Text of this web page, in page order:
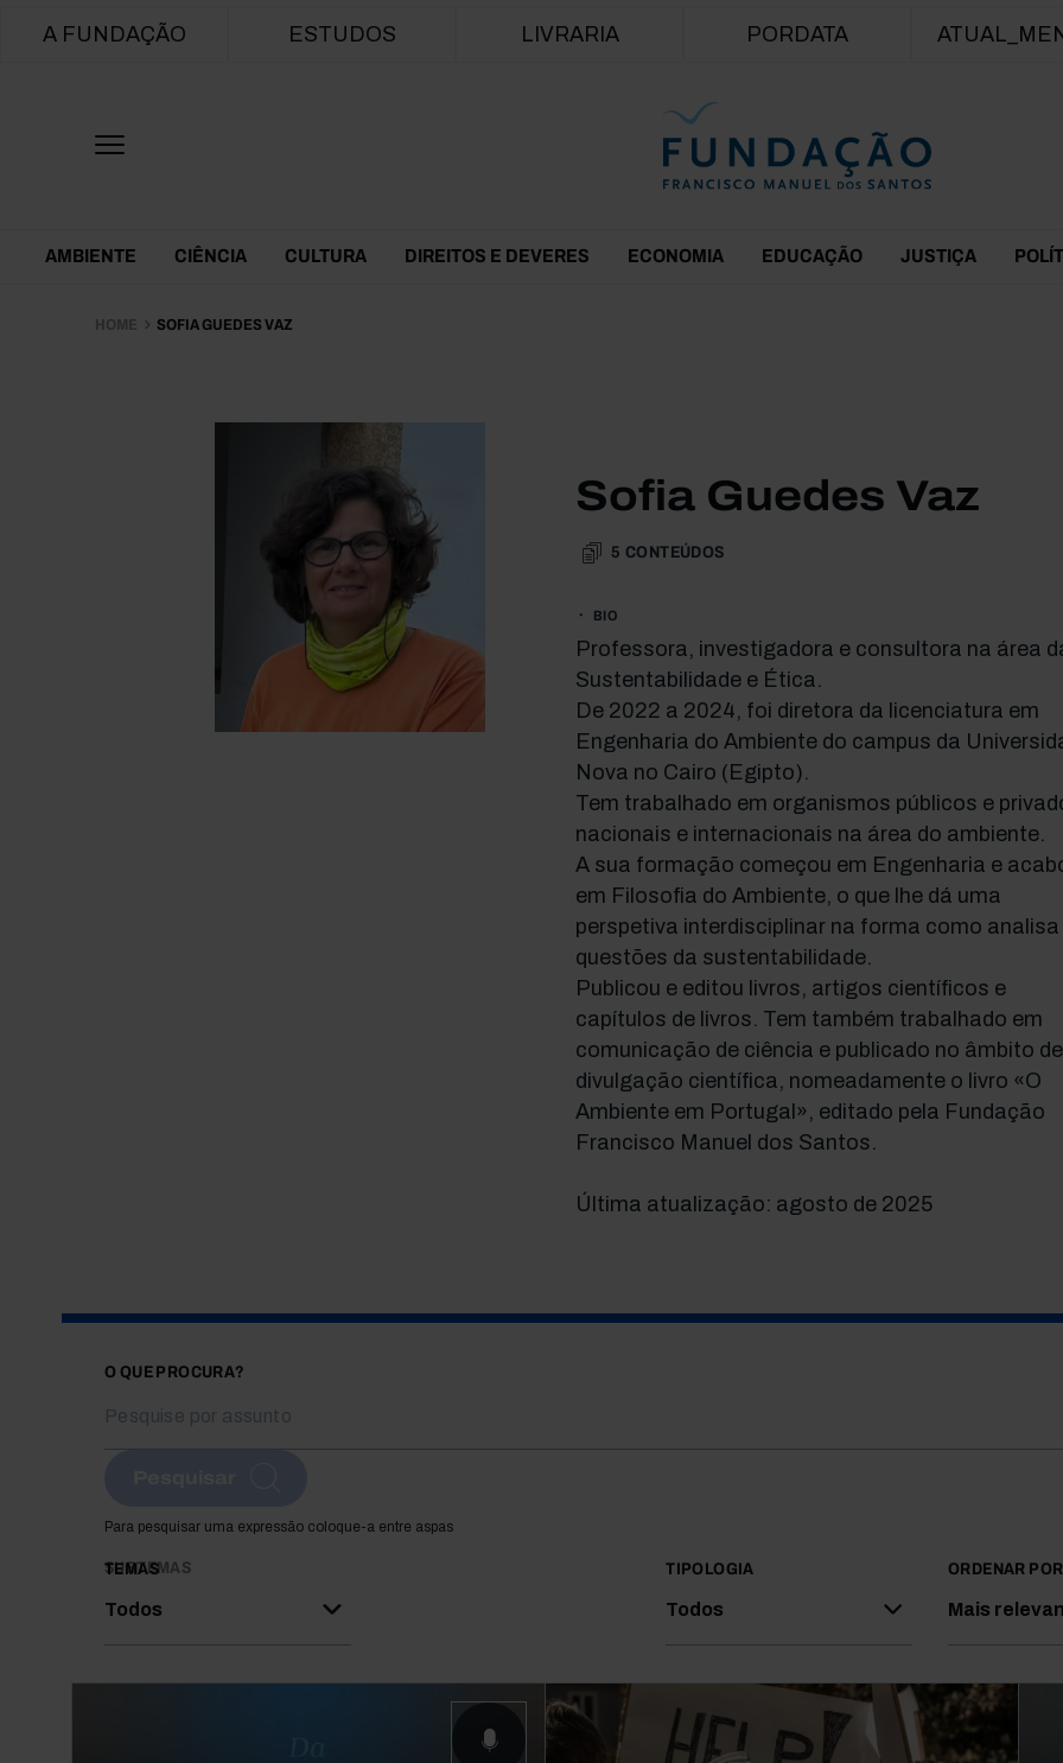
Main navigation
A FUNDAÇÃO ESTUDOS LIVRARIA PORDATA
Themes Menu
AMBIENTE CIÊNCIA CULTURA DIREITOS E DEVERES ECONOMIA EDUCAÇÃO JUSTIÇA
HOME SOFIA GUEDES VAZ
Sofia Guedes Vaz
5 CONTEÚDOS
BIO
Professora, investigadora e consultora na área
Sustentabilidade e Ética.
De 2022 a 2024, foi diretora da licenciatura em
Engenharia do Ambiente do campus da
Nova no Cairo (Egipto).
Tem trabalhado em organismos públicos e
nacionais e internacionais na área do ambiente.
A sua formação começou em Engenharia e
em Filosofia do Ambiente, o que lhe dá uma
perspetiva interdisciplinar na forma como
questões da sustentabilidade.
Publicou e editou livros, artigos científicos e
capítulos de livros. Tem também trabalhado em
comunicação de ciência e publicado no âmbito de
divulgação científica, nomeadamente o livro «O
Ambiente em Portugal», editado pela Fundação
Francisco Manuel dos Santos.
Última atualização: agosto de 2025
O QUE PROCURA?
Para pesquisar uma expressão coloque-a entre aspas
TEMAS
Todos
SUBTEMAS TIPOLOGIA
Todos
ORDENAR POR
Mais